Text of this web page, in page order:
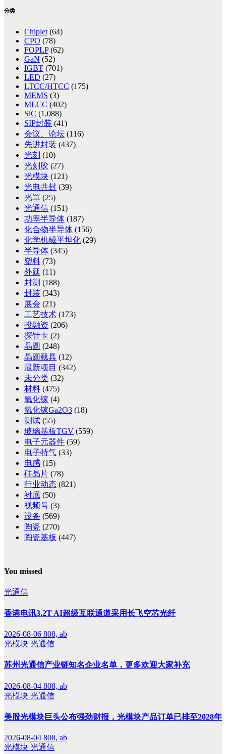
分类
Chiplet (64)
CPO (78)
FOPLP(62)
GaN (52)
IGBT (701)
LED (27)
LTCC/HTCC (175)
MEMS (3)
MLCC (402)
SiC (1,088)
SIP封装 (41)
会议、论坛 (116)
先进封装 (437)
光刻 (10)
光刻胶 (27)
光模块 (121)
光电共封 (39)
光罩 (25)
光通信 (151)
功率半导体 (187)
化合物半导体 (156)
化学机械平坦化 (29)
半导体 (345)
塑料 (73)
外延 (11)
封测 (188)
封装 (343)
展会 (21)
工艺技术 (173)
投融资 (206)
探针卡 (2)
晶圆 (248)
晶圆载具 (12)
最新项目 (342)
未分类 (32)
材料 (475)
氧化镓 (4)
氧化镓Ga2O3 (18)
测试 (55)
玻璃基板TGV (559)
电子元器件 (59)
电子特气 (33)
电感 (15)
硅晶片 (78)
行业动态 (821)
衬底 (50)
视频号 (3)
设备 (569)
陶瓷 (270)
陶瓷基板 (447)
You missed
光通信
香港电讯3.2T AI超级互联通道采用长飞空芯光纤
2026-08-06 808, ab
光模块 光通信
苏州光通信产业链知名企业名单，更多欢迎大家补充
2026-08-04 808, ab
光模块 光通信
美股光模块巨头公布强劲财报，光模块产品订单已排至2028年
2026-08-04 808, ab
光模块 光通信